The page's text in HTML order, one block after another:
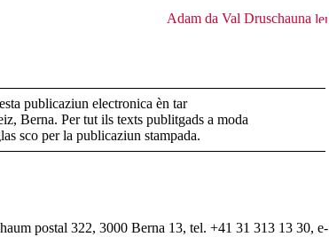
Adam da Val Druschauna
publicaziun electronica èn tar
Berna. Per tut ils texts publitgads a moda
sco per la publicaziun stampada.
postal 322, 3000 Berna 13, tel. +41 31 313 13 30, e-